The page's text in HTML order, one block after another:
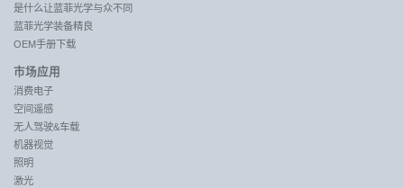
是什么让蓝菲光学与众不同
蓝菲光学装备精良
OEM手册下载
市场应用
消费电子
空间遥感
无人驾驶&车载
机器视觉
照明
激光